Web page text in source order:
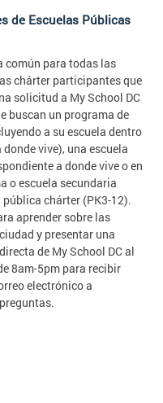
de Escuelas Públicas
común para todas las
chárter participantes que
solicitud a My School DC
buscan un programa de
a su escuela dentro
vive), una escuela
a donde vive o en
o escuela secundaria
pública chárter (PK3-12).
aprender sobre las
y presentar una
de My School DC al
8am-5pm para recibir
electrónico a